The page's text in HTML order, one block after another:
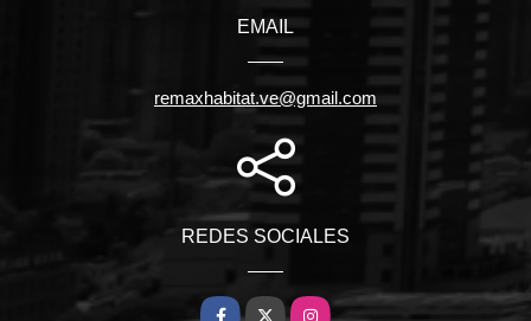
EMAIL
remaxhabitat.ve@gmail.com
REDES SOCIALES
Facebook
X Instagram